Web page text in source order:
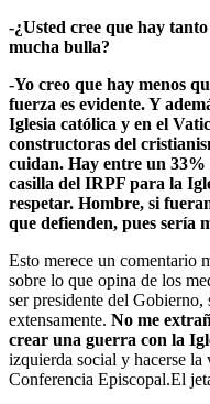
-¿Usted cree que hay
mucha bulla?
-Yo creo que hay menos
fuerza es evidente. Y
Iglesia católica y en el
constructoras del
cuidan. Hay entre un
casilla del IRPF para la
respetar. Hombre, si
que defienden, pues sería
Esto merece un comentario
sobre lo que opina de los
ser presidente del Gobierno,
extensamente. No me
crear una guerra con la
izquierda social y hacerse
Conferencia Episcopal.El